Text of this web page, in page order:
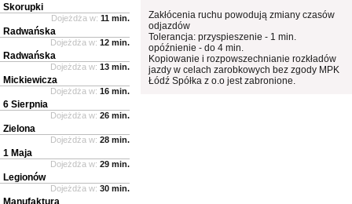
Zakłócenia ruchu powodują zmiany czasów
odjazdów
Tolerancja: przyspieszenie - 1 min.
opóźnienie - do 4 min.
Kopiowanie i rozpowszechnianie rozkładów
jazdy w celach zarobkowych bez zgody MPK
Łódź Spółka z o.o jest zabronione.
Skorupki
Dojeżdża w: 11 min.
Radwańska
Dojeżdża w: 12 min.
Radwańska
Dojeżdża w: 13 min.
Mickiewicza
Dojeżdża w: 16 min.
6 Sierpnia
Dojeżdża w: 26 min.
Zielona
Dojeżdża w: 28 min.
1 Maja
Dojeżdża w: 29 min.
Legionów
Dojeżdża w: 30 min.
Manufaktura